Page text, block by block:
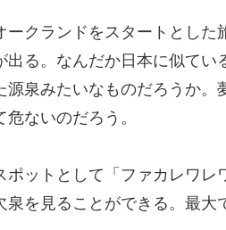
クランドをスタートとし
る。なんだか日本に似て
泉みたいなものだろうか
ないのだろう。
ットとして「ファカレワ
を見ることができる。最